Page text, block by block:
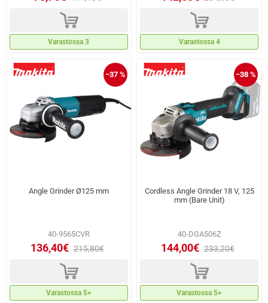
d
Varastossa 3
d
Varastossa 4
−37 %
Angle Grinder Ø125 mm
40-9565CVR
136,40€ 215,80€
d
Varastossa 5+
−38 %
Cordless Angle Grinder 18 V, 125
mm (Bare Unit)
40-DGA506Z
144,00€ 233,20€
d
Varastossa 5+